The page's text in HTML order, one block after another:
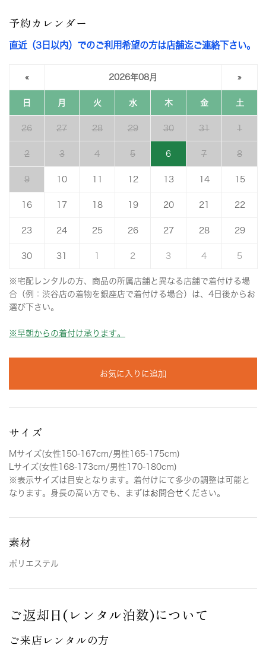
予約カレンダー
直近（3日以内）でのご利用希望の方は店舗迄ご連絡下さい。
« 2026年08月 »
日 月 火 水 木 金 土
26 27 28 29 30 31 1
2 3 4 5 6 7 8
9 10 12 13 14 15
16 17 18 19 20 21 22
23 24 25 26 27 28 29
30 31 2 3 4 5
※宅配レンタルの方、商品の所属店舗と異なる店舗で着付ける場
合（例：渋谷店の着物を銀座店で着付ける場合）は、4日後からお
選び下さい。
※早朝からの着付け承ります。
お気に入りに追加
サイズ
Mサイズ(女性150-167cm/男性165-175cm)
Lサイズ(女性168-173cm/男性170-180cm)
※表示サイズは目安となります。着付けにて多少の調整は可能と
なります。身長の高い方でも、まずはお問合せ ください。
素材
ポリエステル
ご返却日(レンタル泊数)について
ご来店レンタルの方